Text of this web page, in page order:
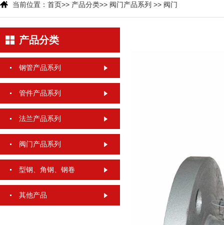
当前位置： 首页>> 产品分类>> 阀门产品系列 >> 阀门
产品分类
钢管产品系列
管件产品系列
法兰产品系列
阀门产品系列
型钢、角钢、钢卷
其他产品